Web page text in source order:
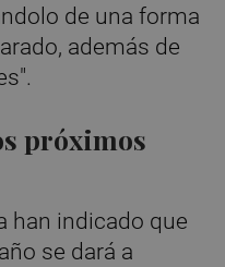
de una forma
además de
próximos
han indicado que
se dará a